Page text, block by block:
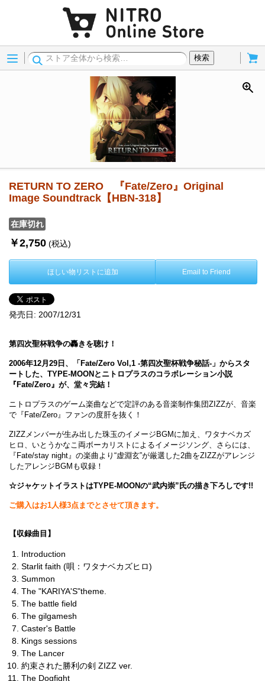
Menu
検索
RETURN TO ZERO 『Fate/Zero』Original
Image Soundtrack【HBN-318】
在庫切れ
￥2,750 (税込)
ほしい物リストに追加 Email to Friend
発売日: 2007/12/31
第四次聖杯戦争の轟きを聴け！
2006年12月29日、「Fate/Zero Vol,1 -第四次聖杯戦争秘話-」からスタ
ートした、TYPE-MOONとニトロプラスのコラボレーション小説
『Fate/Zero』が、堂々完結！
ニトロプラスのゲーム楽曲などで定評のある音楽制作集団ZIZZが、音楽
で『Fate/Zero』ファンの度肝を抜く！
ZIZZメンバーが生み出した珠玉のイメージBGMに加え、ワタナベカズ
ヒロ、いとうかなこ両ボーカリストによるイメージソング、さらには、
『Fate/stay night』の楽曲より“虚淵玄”が厳選した2曲をZIZZがアレンジ
したアレンジBGMも収録！
☆ジャケットイラストはTYPE-MOONの“武内崇”氏の描き下ろしです!!
ご購入はお1人様3点までとさせて頂きます。
【収録曲目】
Introduction
Starlit faith (唄：ワタナベカズヒロ)
Summon
The "KARIYA'S"theme.
The battle field
The gilgamesh
Caster's Battle
Kings sessions
The Lancer
約束された勝利の剣 ZIZZ ver.
The Dogfight